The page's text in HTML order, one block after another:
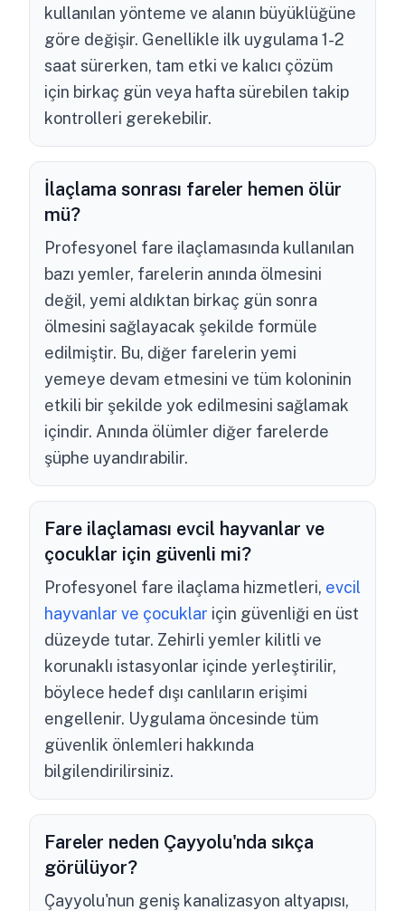
kullanılan yönteme ve alanın büyüklüğüne
göre değişir. Genellikle ilk uygulama 1-2
saat sürerken, tam etki ve kalıcı çözüm
için birkaç gün veya hafta sürebilen takip
kontrolleri gerekebilir.
İlaçlama sonrası fareler hemen ölür
mü?
Profesyonel fare ilaçlamasında kullanılan
bazı yemler, farelerin anında ölmesini
değil, yemi aldıktan birkaç gün sonra
ölmesini sağlayacak şekilde formüle
edilmiştir. Bu, diğer farelerin yemi
yemeye devam etmesini ve tüm koloninin
etkili bir şekilde yok edilmesini sağlamak
içindir. Anında ölümler diğer farelerde
şüphe uyandırabilir.
Fare ilaçlaması evcil hayvanlar ve
çocuklar için güvenli mi?
Profesyonel fare ilaçlama hizmetleri, evcil
hayvanlar ve çocuklar için güvenliği en üst
düzeyde tutar. Zehirli yemler kilitli ve
korunaklı istasyonlar içinde yerleştirilir,
böylece hedef dışı canlıların erişimi
engellenir. Uygulama öncesinde tüm
güvenlik önlemleri hakkında
bilgilendirilirsiniz.
Fareler neden Çayyolu'nda sıkça
görülüyor?
Çayyolu'nun geniş kanalizasyon altyapısı,